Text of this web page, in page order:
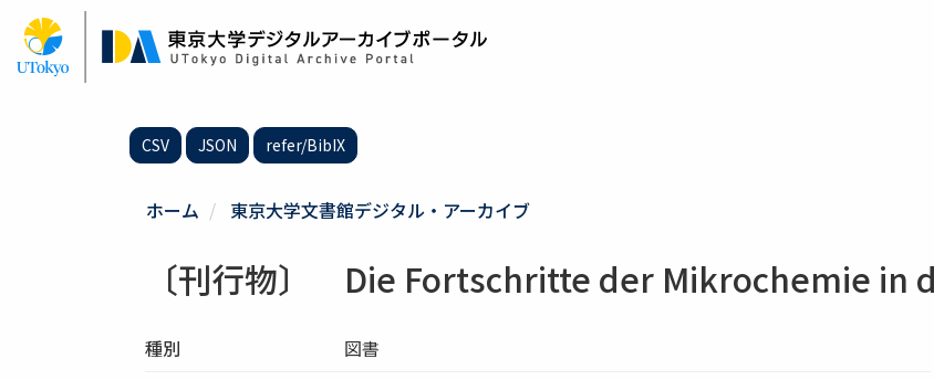
ン
CSV JSON refer/BibIX
ホーム 東京大学文書館デジタル・アーカイブ
〔刊行物〕 Die Fortschritte der Mikrochemie in
種別
図書